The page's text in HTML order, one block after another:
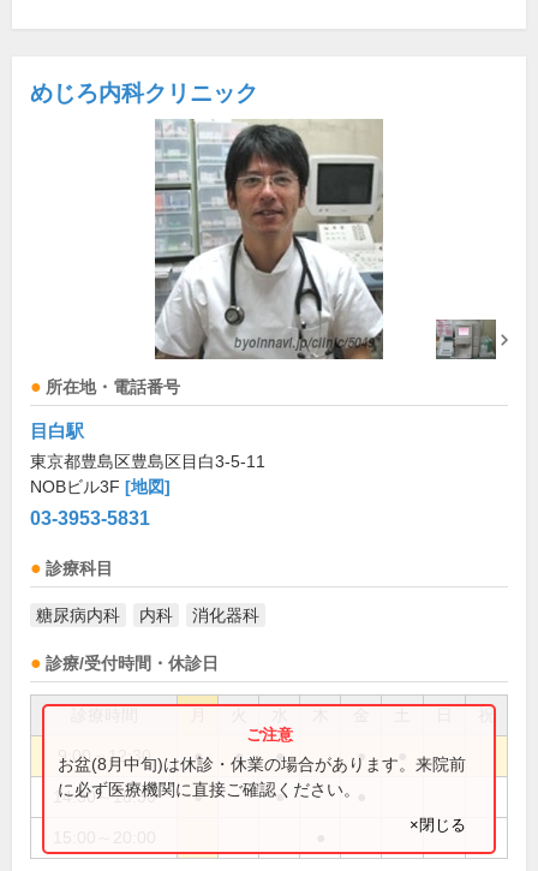
めじろ内科クリニック
所在地・電話番号
目白駅
東京都豊島区豊島区目白3-5-11
NOBビル3F [地図]
03-3953-5831
診療科目
糖尿病内科 内科 消化器科
診療/受付時間・休診日
祝
9:00～12:30 ● ● ● ●
14:30～18:30 ● ●
お盆(8月中旬)は休診・休業の場合があります。来院前
に必ず医療機関に直接ご確認ください。
×閉じる